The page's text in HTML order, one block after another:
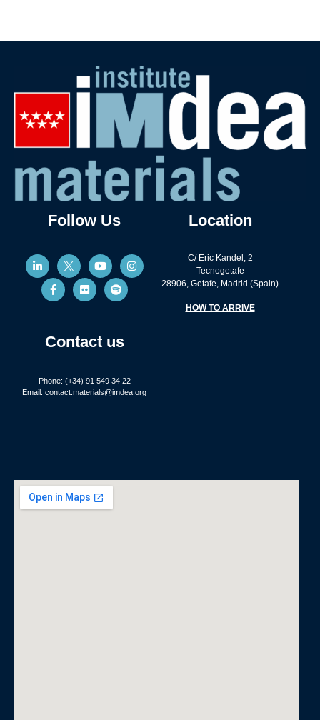
Follow Us
Contact us
Phone: (+34) 91 549 34 22
Email: contact.materials@imdea.org
Location
C/ Eric Kandel, 2
Tecnogetafe
28906, Getafe, Madrid (Spain)
HOW TO ARRIVE